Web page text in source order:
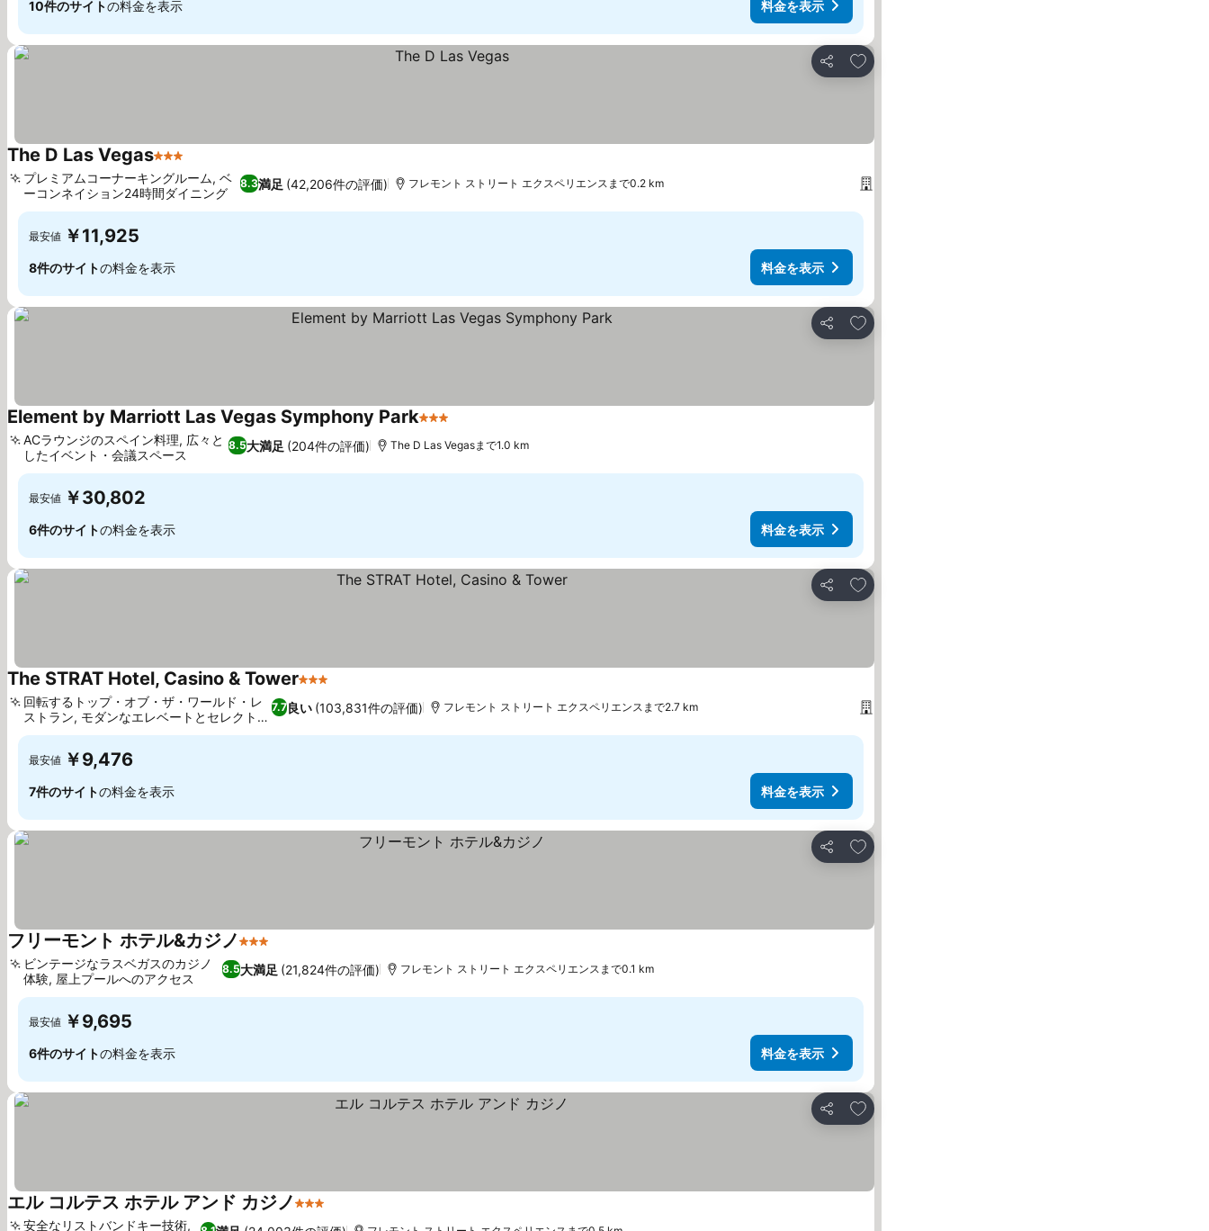
10件のサイトの料金を表示 料金を表示
シェア
お気に入りに追加
The D Las Vegas3 ホテルのランク
8.3満足 (42,206件の評価)
プレミアムコーナーキングルーム, ベ
ーコンネイション24時間ダイニング
フレモント ストリート エクスペリエンスまで0.2 km
最安値 ￥11,925
8件のサイトの料金を表示 料金を表示
シェア
お気に入りに追加
Element by Marriott Las Vegas Symphony Park3 ホテルのランク
8.5大満足 (204件の評価)
ACラウンジのスペイン料理, 広々と
したイベント・会議スペース
The D Las Vegasまで1.0 km
最安値 ￥30,802
6件のサイトの料金を表示 料金を表示
シェア
お気に入りに追加
The STRAT Hotel, Casino & Tower3 ホテルのランク
7.7良い (103,831件の評価)
回転するトップ・オブ・ザ・ワールド・レ
ストラン, モダンなエレベートとセレクトル
ーム
フレモント ストリート エクスペリエンスまで2.7 km
最安値 ￥9,476
7件のサイトの料金を表示 料金を表示
シェア
お気に入りに追加
フリーモント ホテル&カジノ 3 ホテルのランク
8.5大満足 (21,824件の評価)
ビンテージなラスベガスのカジノ
体験, 屋上プールへのアクセス
フレモント ストリート エクスペリエンスまで0.1 km
最安値 ￥9,695
6件のサイトの料金を表示 料金を表示
シェア
お気に入りに追加
エル コルテス ホテル アンド カジノ 3 ホテルのランク
安全なリストバンドキー技術,